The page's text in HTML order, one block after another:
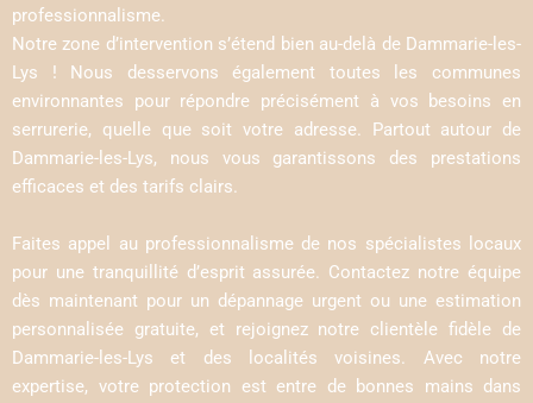
professionnalisme.
Notre zone d’intervention s’étend bien au-delà de Dammarie-les-
Lys ! Nous desservons également toutes les communes
environnantes pour répondre précisément à vos besoins en
serrurerie, quelle que soit votre adresse. Partout autour de
Dammarie-les-Lys, nous vous garantissons des prestations
efficaces et des tarifs clairs.
Faites appel au professionnalisme de nos spécialistes locaux
pour une tranquillité d’esprit assurée. Contactez notre équipe
dès maintenant pour un dépannage urgent ou une estimation
personnalisée gratuite, et rejoignez notre clientèle fidèle de
Dammarie-les-Lys et des localités voisines. Avec notre
expertise, votre protection est entre de bonnes mains dans